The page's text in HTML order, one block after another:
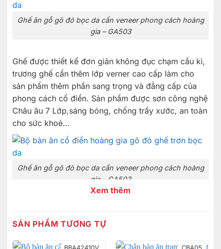
Ghế ăn gỗ gõ đỏ bọc da cẩn veneer phong cách hoàng
gia – GA503
Ghế được thiết kế đơn giản không đục chạm cầu kì,
trương ghế cẩn thêm lớp verner cao cấp làm cho
sản phẩm thêm phần sang trọng và đẳng cấp của
phong cách cổ điển. Sản phẩm được sơn công nghệ
Châu âu 7 Lớp,sáng bóng, chống trầy xước, an toàn
cho sức khoẻ…
Ghế ăn gỗ gõ đỏ bọc da cẩn veneer phong cách hoàng
gia – GA503
52cm, sâu 50cm, ngang 51cm
Hãy an tâm đến với Nội Thất Sơn Đông, thương hiệu
Xem thêm
SẢN PHẨM TƯƠNG TỰ